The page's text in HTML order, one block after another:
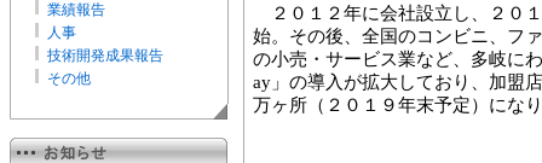
業績報告
人事
技術開発成果報告
その他
２０１２年に会社設立し、２０
始。その後、全国のコンビニ、フ
の小売・サービス業など、多岐に
ay」の導入が拡大しており、加盟
万ヶ所（２０１９年末予定）にな